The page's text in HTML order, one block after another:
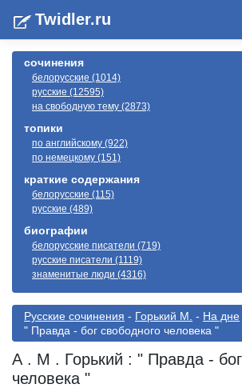
Twidler.ru
сочинения
белорусские (1014)
русские (12595)
на свободную тему (2873)
топики
по английскому (922)
по немецкому (151)
краткие содержания
белорусские (115)
русские (489)
биографии
белорусские писатели (719)
русские писатели (1119)
знаменитые люди (4316)
Русские сочинения - Горький М. - На дне
" Правда - бог свободного человека "
А . М . Горький : " Правда -
человека "